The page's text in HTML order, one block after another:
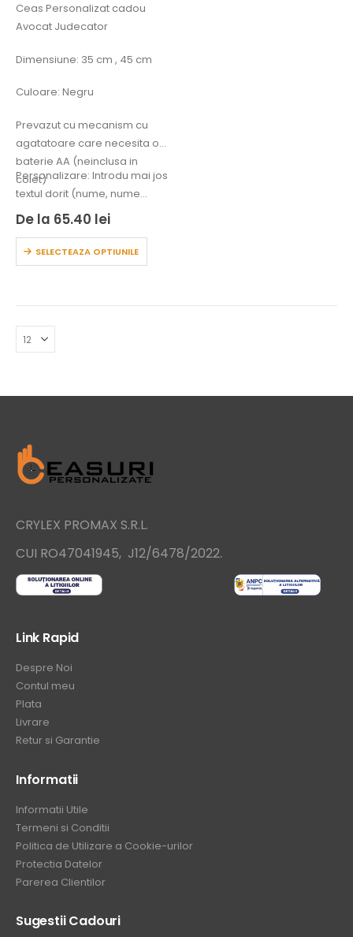
Ceas Personalizat cadou
Avocat Judecator
Dimensiune: 35 cm , 45 cm
Culoare: Negru
Prevazut cu mecanism cu
agatatoare care necesita o
baterie AA (neinclusa in
colet)
Personalizare: Introdu mai jos
textul dorit (nume, nume…
De la 65.40 lei
SELECTEAZA OPTIUNILE
CRYLEX PROMAX S.R.L.
CUI RO47041945, J12/6478/2022.
Link Rapid
Despre Noi
Contul meu
Plata
Livrare
Retur si Garantie
Informatii
Informatii Utile
Termeni si Conditii
Politica de Utilizare a Cookie-urilor
Protectia Datelor
Parerea Clientilor
Sugestii Cadouri